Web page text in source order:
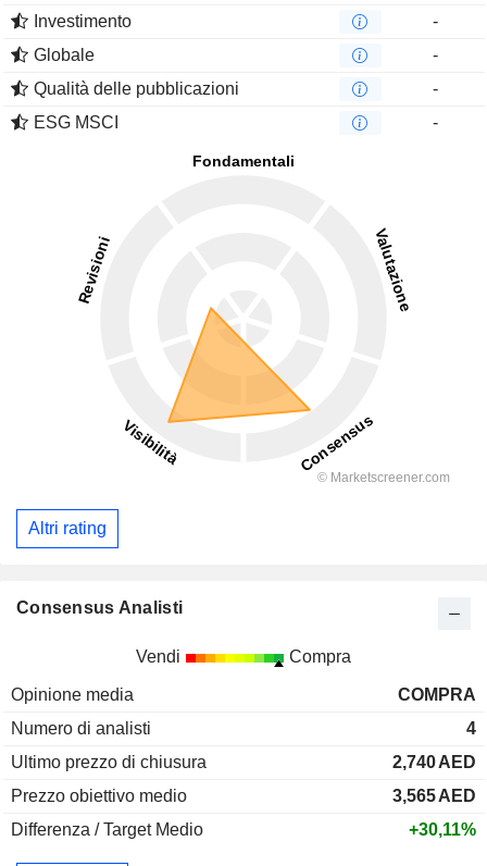
Investimento
-
Globale
-
Qualità delle pubblicazioni
-
ESG MSCI
-
Altri rating
Consensus Analisti
Vendi Compra
Opinione media
COMPRA
Numero di analisti
4
Ultimo prezzo di chiusura
2,740AED
Prezzo obiettivo medio
3,565AED
Differenza / Target Medio
+30,11%